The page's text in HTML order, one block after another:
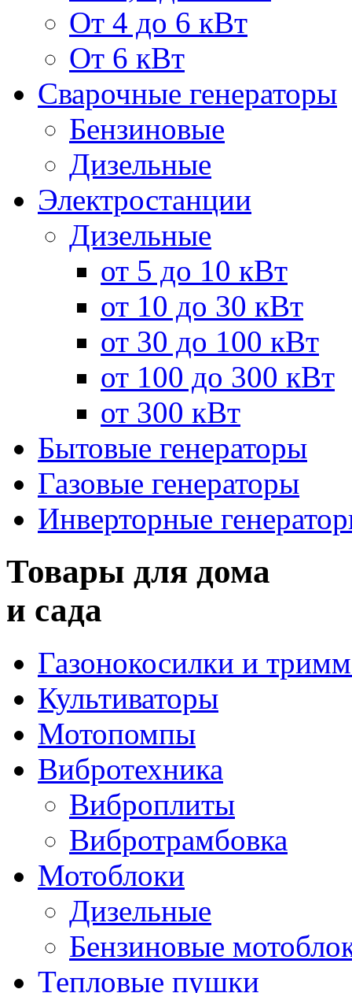
От 4 до 6 кВт
От 6 кВт
Сварочные генераторы
Бензиновые
Дизельные
Электростанции
Дизельные
от 5 до 10 кВт
от 10 до 30 кВт
от 30 до 100 кВт
от 100 до 300 кВт
от 300 кВт
Бытовые генераторы
Газовые генераторы
Инверторные
Товары для дома
и сада
Газонокосилки и
Культиваторы
Мотопомпы
Вибротехника
Виброплиты
Вибротрамбовка
Мотоблоки
Дизельные
Бензиновые
Тепловые пушки